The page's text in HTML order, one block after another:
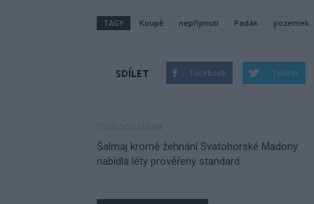
TAGY Koupě nepřijmutí Padák pozemek
SDÍLET Facebook Twitter
Šalmaj kromě žehnání Svatohorské Madony
nabídla léty prověřený standard